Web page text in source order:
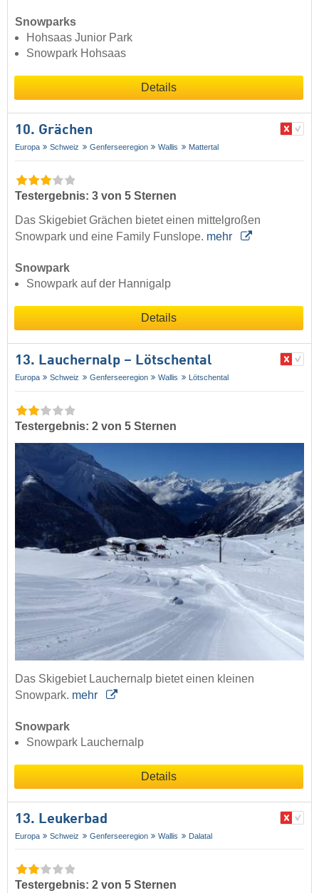
Snowparks
Hohsaas Junior Park
Snowpark Hohsaas
Details
10. Grächen
Europa Schweiz Genferseeregion Wallis Mattertal
Testergebnis: 3 von 5 Sternen
Das Skigebiet Grächen bietet einen mittelgroßen
Snowpark und eine Family Funslope. mehr
Snowpark
Snowpark auf der Hannigalp
Details
13. Lauchernalp – Lötschental
Europa Schweiz Genferseeregion Wallis Lötschental
Testergebnis: 2 von 5 Sternen
Das Skigebiet Lauchernalp bietet einen kleinen
Snowpark. mehr
Snowpark
Snowpark Lauchernalp
Details
13. Leukerbad
Europa Schweiz Genferseeregion Wallis Dalatal
Testergebnis: 2 von 5 Sternen